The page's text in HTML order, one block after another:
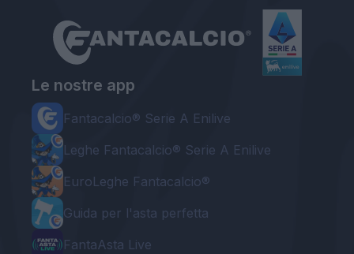
Le nostre app
Fantacalcio® Serie A Enilive
Leghe Fantacalcio® Serie A Enilive
EuroLeghe Fantacalcio®
Guida per l'asta perfetta
FantaAsta Live